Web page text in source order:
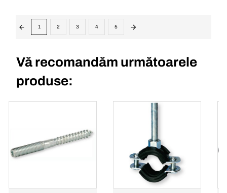
1 2 3 4 5
Vă recomandăm următoarele
produse: